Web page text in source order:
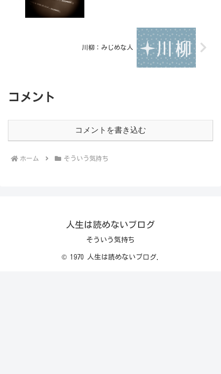
川柳：みじめな人
コメント
コメントを書き込む
ホーム そういう気持ち
人生は読めないブログ
そういう気持ち
© 1970 人生は読めないブログ.